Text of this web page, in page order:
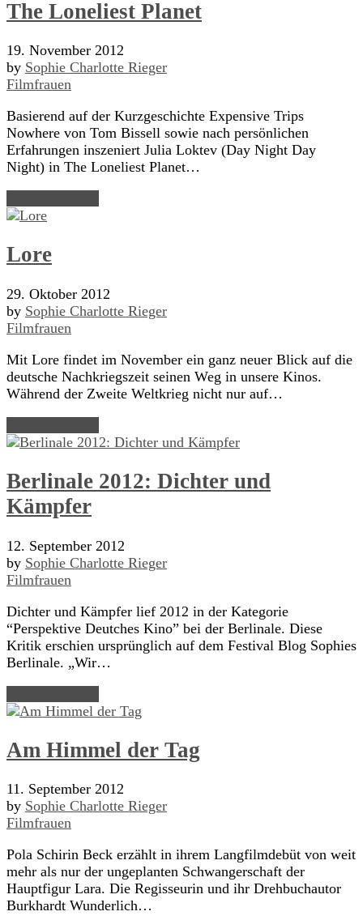
The Loneliest Planet
19. November 2012
by Sophie Charlotte Rieger
Filmfrauen
Basierend auf der Kurzgeschichte Expensive Trips
Nowhere von Tom Bissell sowie nach persönlichen
Erfahrungen inszeniert Julia Loktev (Day Night Day
Night) in The Loneliest Planet…
Lore
29. Oktober 2012
by Sophie Charlotte Rieger
Filmfrauen
Mit Lore findet im November ein ganz neuer Blick auf die
deutsche Nachkriegszeit seinen Weg in unsere Kinos.
Während der Zweite Weltkrieg nicht nur auf…
Berlinale 2012: Dichter und
Kämpfer
12. September 2012
by Sophie Charlotte Rieger
Filmfrauen
Dichter und Kämpfer lief 2012 in der Kategorie
“Perspektive Deutches Kino” bei der Berlinale. Diese
Kritik erschien ursprünglich auf dem Festival Blog Sophies
Berlinale. „Wir…
Am Himmel der Tag
11. September 2012
by Sophie Charlotte Rieger
Filmfrauen
Pola Schirin Beck erzählt in ihrem Langfilmdebüt von weit
mehr als nur der ungeplanten Schwangerschaft der
Hauptfigur Lara. Die Regisseurin und ihr Drehbuchautor
Burkhardt Wunderlich…